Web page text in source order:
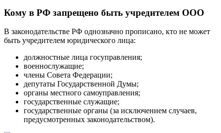
Кому в РФ запрещено быть учредителем ООО
В законодательстве РФ однозначно прописано, кто не может
быть учредителем юридического лица:
должностные лица госуправления;
военнослужащие;
члены Совета Федерации;
депутаты Государственной Думы;
органы местного самоуправления;
государственные служащие;
государственные органы (за исключением случаев,
предусмотренных законодательством).